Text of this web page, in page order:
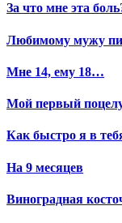
За что мне эта
Любимому мужу
Мне 14, ему 18…
Мой первый
Как быстро я в
На 9 месяцев
Виноградная